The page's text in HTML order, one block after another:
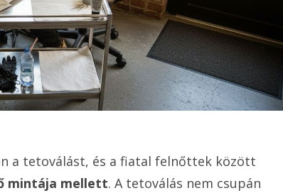
a tetoválást, és a fiatal felnőttek között
mintája mellett. A tetoválás nem csupán